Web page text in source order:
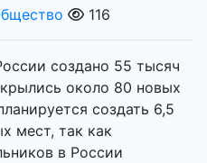
116
создано 55 тысяч
около 80 новых
создать 6,5
мест, так как
в России